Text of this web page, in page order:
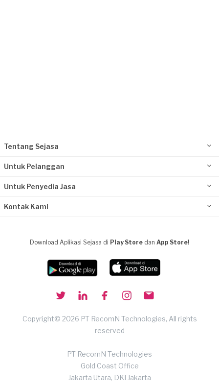
Tentang Sejasa
Untuk Pelanggan
Untuk Penyedia Jasa
Kontak Kami
Download Aplikasi Sejasa di Play Store dan App Store!
Copyright© 2026 PT RecomN Technologies, All rights
reserved
PT RecomN Technologies
Gold Coast Office
Jakarta Utara, DKI Jakarta